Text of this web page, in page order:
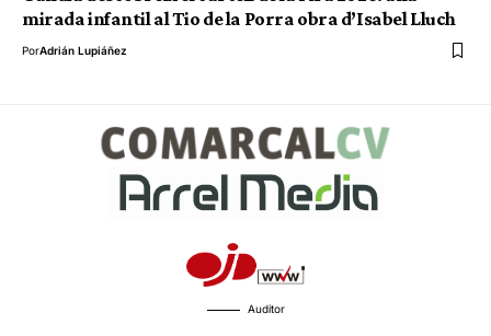
mirada infantil al Tio de la Porra obra d’Isabel Lluch
PorAdrián Lupiáñez
Auditor